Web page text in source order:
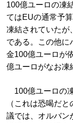
100億ユーロの凍
てはEUの通常予
凍結されていたが
である。この他に
金100億ユーロが
億ユーロがなお凍
100億ユーロの
（これは恐喝だ
議では、オルバン